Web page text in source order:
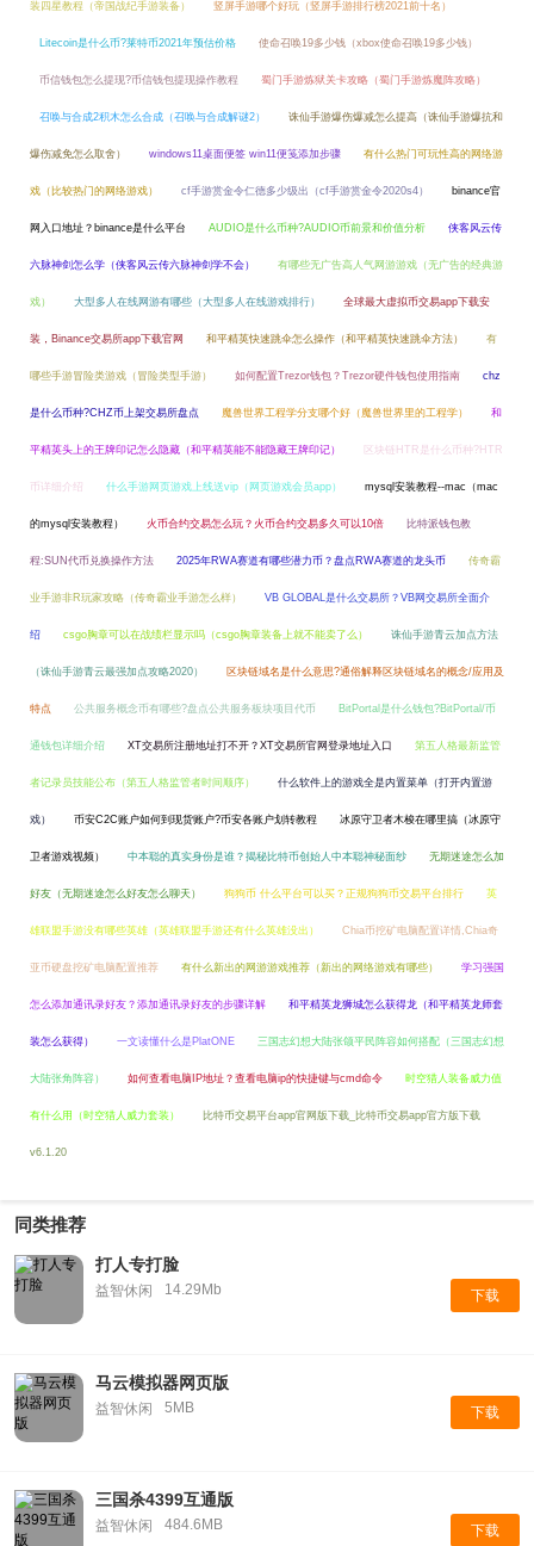
装四星教程（帝国战纪手游装备） 竖屏手游哪个好玩（竖屏手游排行榜2021前十名）
Litecoin是什么币?莱特币2021年预估价格 使命召唤19多少钱（xbox使命召唤19多少钱）
币信钱包怎么提现?币信钱包提现操作教程 蜀门手游炼狱关卡攻略（蜀门手游炼魔阵攻略）
召唤与合成2积木怎么合成（召唤与合成解谜2） 诛仙手游爆伤爆减怎么提高（诛仙手游爆抗和
爆伤减免怎么取舍） windows11桌面便签 win11便笺添加步骤 有什么热门可玩性高的网络游
戏（比较热门的网络游戏） cf手游赏金令仁德多少级出（cf手游赏金令2020s4） binance官
网入口地址？binance是什么平台 AUDIO是什么币种?AUDIO币前景和价值分析 侠客风云传
六脉神剑怎么学（侠客风云传六脉神剑学不会） 有哪些无广告高人气网游游戏（无广告的经典游
戏） 大型多人在线网游有哪些（大型多人在线游戏排行） 全球最大虚拟币交易app下载安
装，Binance交易所app下载官网 和平精英快速跳伞怎么操作（和平精英快速跳伞方法） 有
哪些手游冒险类游戏（冒险类型手游） 如何配置Trezor钱包？Trezor硬件钱包使用指南 chz
是什么币种?CHZ币上架交易所盘点 魔兽世界工程学分支哪个好（魔兽世界里的工程学） 和
平精英头上的王牌印记怎么隐藏（和平精英能不能隐藏王牌印记） 区块链HTR是什么币种?HTR
币详细介绍 什么手游网页游戏上线送vip（网页游戏会员app） mysql安装教程--mac（mac
的mysql安装教程） 火币合约交易怎么玩？火币合约交易多久可以10倍 比特派钱包教
程:SUN代币兑换操作方法 2025年RWA赛道有哪些潜力币？盘点RWA赛道的龙头币 传奇霸
业手游非R玩家攻略（传奇霸业手游怎么样） VB GLOBAL是什么交易所？VB网交易所全面介
绍 csgo胸章可以在战绩栏显示吗（csgo胸章装备上就不能卖了么） 诛仙手游青云加点方法
（诛仙手游青云最强加点攻略2020） 区块链域名是什么意思?通俗解释区块链域名的概念/应用及
特点 公共服务概念币有哪些?盘点公共服务板块项目代币 BitPortal是什么钱包?BitPortal/币
通钱包详细介绍 XT交易所注册地址打不开？XT交易所官网登录地址入口 第五人格最新监管
者记录员技能公布（第五人格监管者时间顺序） 什么软件上的游戏全是内置菜单（打开内置游
戏） 币安C2C账户如何到现货账户?币安各账户划转教程 冰原守卫者木梭在哪里搞（冰原守
卫者游戏视频） 中本聪的真实身份是谁？揭秘比特币创始人中本聪神秘面纱 无期迷途怎么加
好友（无期迷途怎么好友怎么聊天） 狗狗币 什么平台可以买？正规狗狗币交易平台排行 英
雄联盟手游没有哪些英雄（英雄联盟手游还有什么英雄没出） Chia币挖矿电脑配置详情,Chia奇
亚币硬盘挖矿电脑配置推荐 有什么新出的网游游戏推荐（新出的网络游戏有哪些） 学习强国
怎么添加通讯录好友？添加通讯录好友的步骤详解 和平精英龙狮城怎么获得龙（和平精英龙师套
装怎么获得） 一文读懂什么是PlatONE 三国志幻想大陆张颌平民阵容如何搭配（三国志幻想
大陆张角阵容） 如何查看电脑IP地址？查看电脑ip的快捷键与cmd命令 时空猎人装备威力值
有什么用（时空猎人威力套装） 比特币交易平台app官网版下载_比特币交易app官方版下载
v6.1.20
同类推荐
打人专打脸
益智休闲 14.29Mb 下载
马云模拟器网页版
益智休闲 5MB 下载
三国杀4399互通版
益智休闲 484.6MB 下载